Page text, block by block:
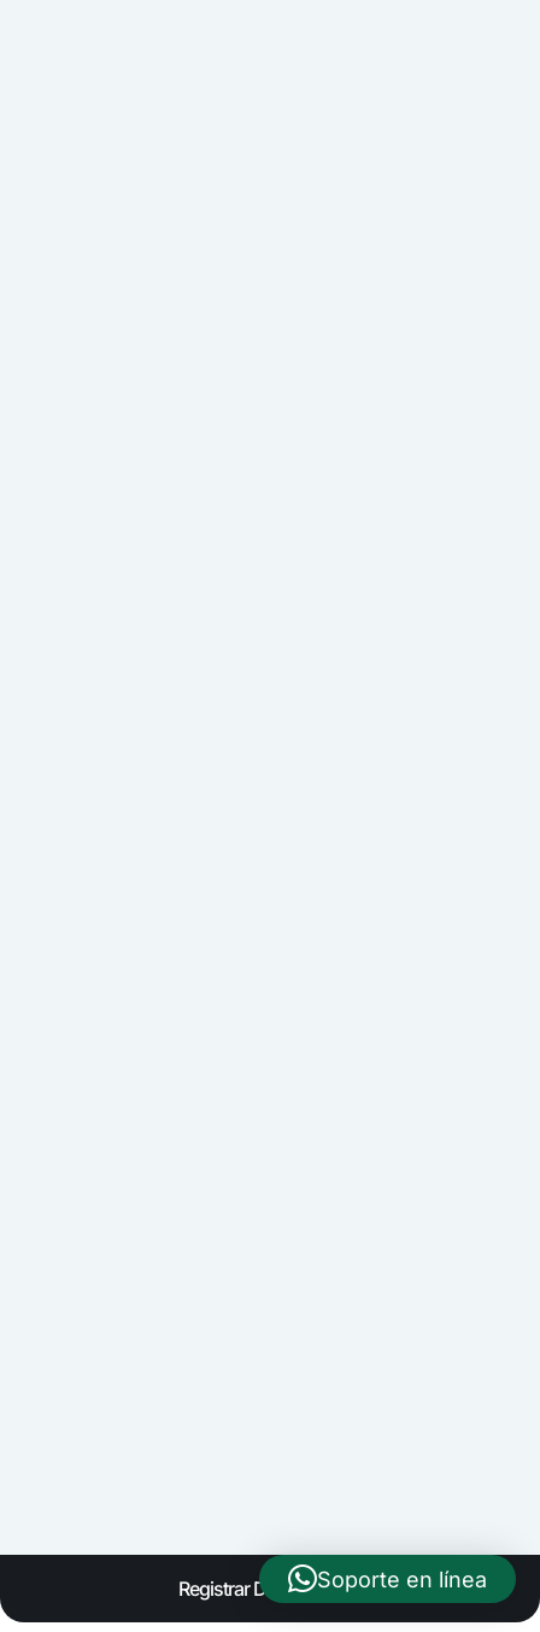
Registrar Dominio Web
Contacto
Soporte en línea